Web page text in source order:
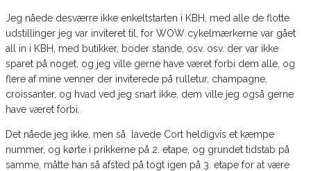
Jeg nåede desværre ikke enkeltstarten i KBH, med alle de flotte
udstillinger jeg var inviteret til, for WOW cykelmærkerne var gået
all in i KBH, med butikker, boder stande, osv. osv. der var ikke
sparet på noget, og jeg ville gerne have været forbi dem alle, og
flere af mine venner der inviterede på rulletur, champagne,
croissanter, og hvad ved jeg snart ikke, dem ville jeg også gerne
have været forbi.
Det nåede jeg ikke, men så lavede Cort heldigvis et kæmpe
nummer, og kørte i prikkerne på 2. etape, og grundet tidstab på
samme, måtte han så afsted på togt igen på 3. etape for at være